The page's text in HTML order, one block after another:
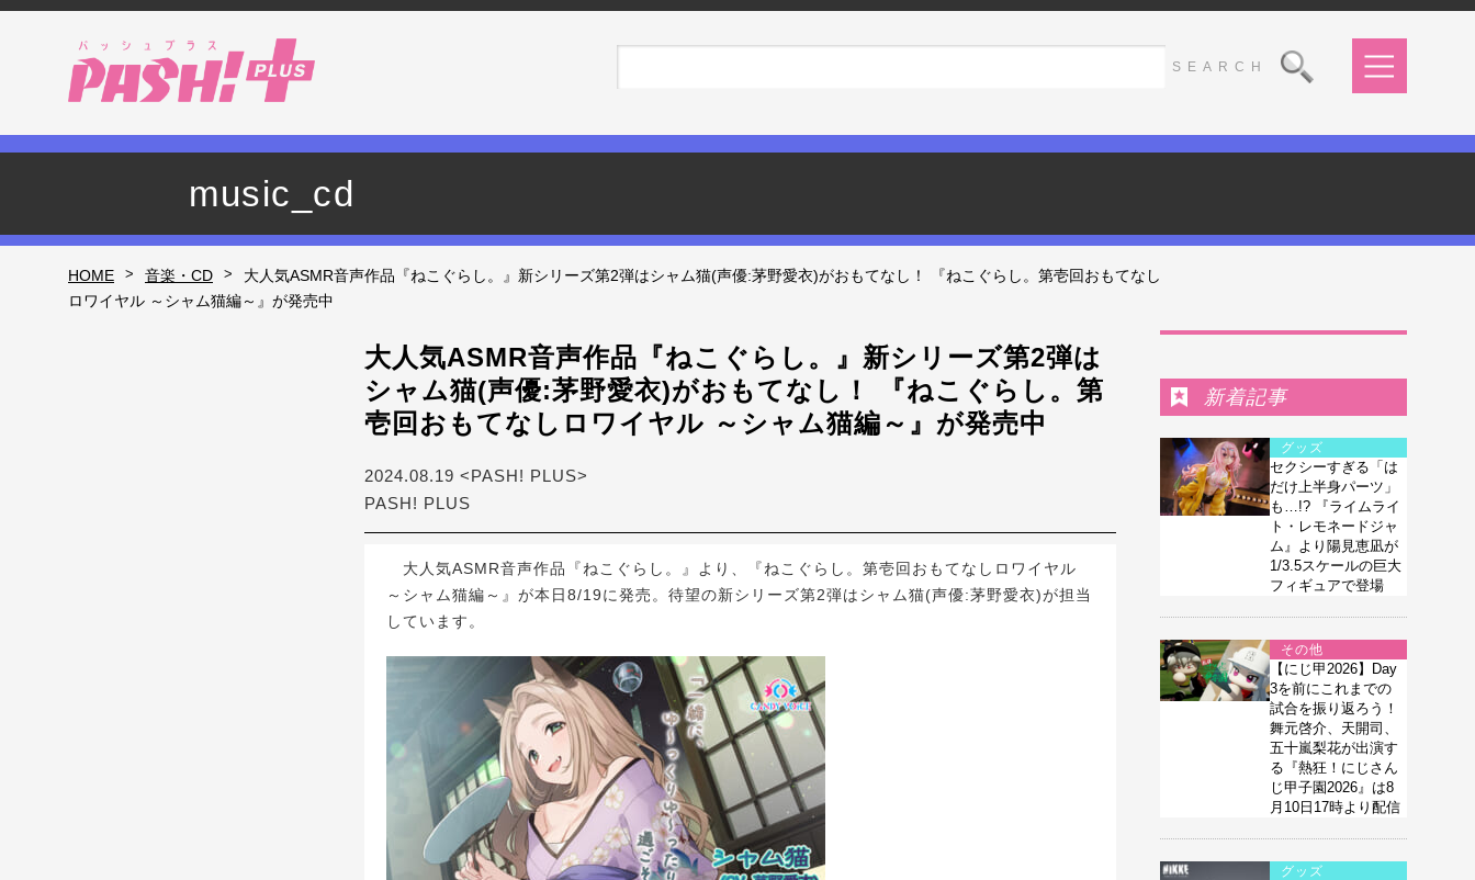
music_cd
HOME > 音楽・CD >
大人気ASMR音声作品『ねこぐらし。』新シリーズ第2弾はシャム猫(声優:茅野愛衣)がおもてなし！ 『ねこぐらし。第壱回おもてなし
ロワイヤル ～シャム猫編～』が発売中
大人気ASMR音声作品『ねこぐらし。』新シリーズ第2弾は
シャム猫(声優:茅野愛衣)がおもてなし！ 『ねこぐらし。第
壱回おもてなしロワイヤル ～シャム猫編～』が発売中
2024.08.19 <PASH! PLUS>
PASH! PLUS
大人気ASMR音声作品『ねこぐらし。』より、『ねこぐらし。第壱回おもてなしロワイヤル
～シャム猫編～』が本日8/19に発売。待望の新シリーズ第2弾はシャム猫(声優:茅野愛衣)が担当
しています。
新着記事
グッズ
セクシーすぎる「は
だけ上半身パーツ」
も…!? 『ライムライ
ト・レモネードジャ
ム』より陽見恵凪が
1/3.5スケールの巨大
フィギュアで登場
その他
【にじ甲2026】Day
3を前にこれまでの
試合を振り返ろう！
舞元啓介、天開司、
五十嵐梨花が出演す
る『熱狂！にじさん
じ甲子園2026』は8
月10日17時より配信
グッズ